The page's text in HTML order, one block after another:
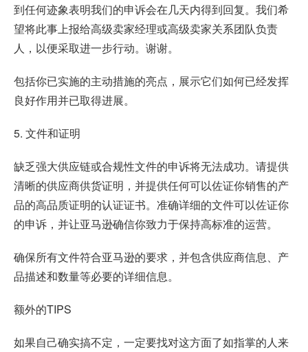
到任何迹象表明我们的申诉会在几天内得到回复。我们希
望将此事上报给高级卖家经理或高级卖家关系团队负责
人，以便采取进一步行动。谢谢。
包括你已实施的主动措施的亮点，展示它们如何已经发挥
良好作用并已取得进展。
5. 文件和证明
缺乏强大供应链或合规性文件的申诉将无法成功。请提供
清晰的供应商供货证明，并提供任何可以佐证你销售的产
品的高品质证明的认证证书。准确详细的文件可以佐证你
的申诉，并让亚马逊确信你致力于保持高标准的运营。
确保所有文件符合亚马逊的要求，并包含供应商信息、产
品描述和数量等必要的详细信息。
额外的TIPS
如果自己确实搞不定，一定要找对这方面了如指掌的人来